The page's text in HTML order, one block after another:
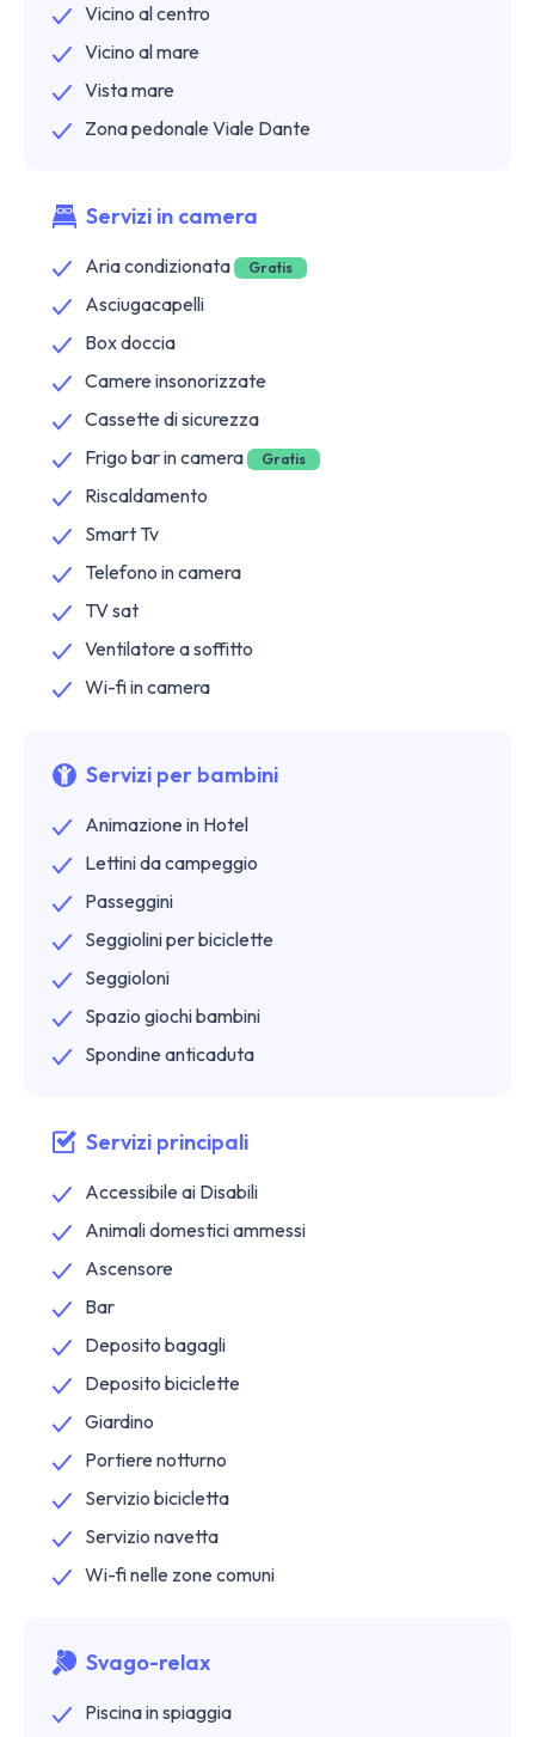
Vicino al centro
Vicino al mare
Vista mare
Zona pedonale Viale Dante
Servizi in camera
Aria condizionata Gratis
Asciugacapelli
Box doccia
Camere insonorizzate
Cassette di sicurezza
Frigo bar in camera
Gratis
Riscaldamento
Smart Tv
Telefono in camera
TV sat
Ventilatore a soffitto
Wi-fi in camera
Servizi per bambini
Animazione in Hotel
Lettini da campeggio
Passeggini
Seggiolini per biciclette
Seggioloni
Spazio giochi bambini
Spondine anticaduta
Servizi principali
Accessibile ai Disabili
Animali domestici ammessi
Ascensore
Bar
Deposito bagagli
Deposito biciclette
Giardino
Portiere notturno
Servizio bicicletta
Servizio navetta
Wi-fi nelle zone comuni
Svago-relax
Piscina in spiaggia